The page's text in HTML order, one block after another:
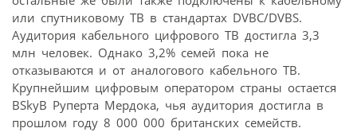
или спутниковому ТВ в стандартах DVBC/DVBS.
Аудитория кабельного цифрового ТВ достигла 3,3
млн человек. Однако 3,2% семей пока не
отказываются и от аналогового кабельного ТВ.
Крупнейшим цифровым оператором страны остается
BSkyB Руперта Мердока, чья аудитория достигла в
прошлом году 8 000 000 британских семейств.